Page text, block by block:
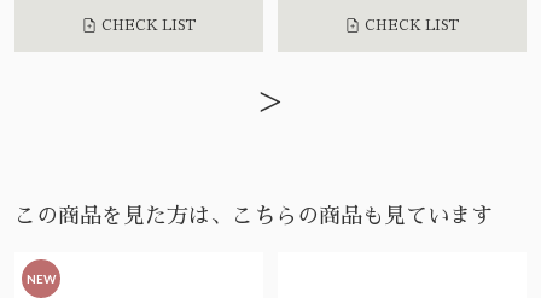
CHECK LIST CHECK LIST
>
この商品を見た方は、こちらの商品も見ています
NEW